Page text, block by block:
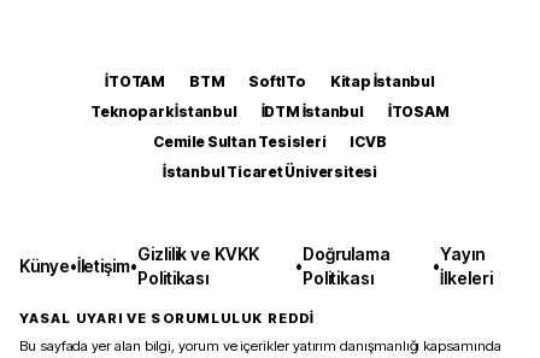
İTOTAM BTM SoftITo
Kitap İstanbul
Teknopark İstanbul
İDTM İstanbul
İTOSAM
Cemile Sultan Tesisleri
ICVB
İstanbul Ticaret Üniversitesi
Künye•İletişim•
Gizlilik ve KVKK
Politikası
•
Doğrulama
Politikası
•
Yayın
İlkeleri
YASAL UYARI VE SORUMLULUK REDDİ
Bu sayfada yer alan bilgi, yorum ve içerikler yatırım danışmanlığı kapsamında